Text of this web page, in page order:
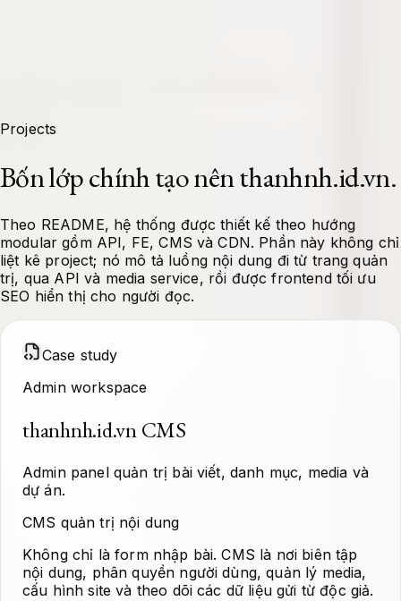
Projects
Bốn lớp chính tạo nên thanhnh.id.vn.
Theo README, hệ thống được thiết kế theo hướng
modular gồm API, FE, CMS và CDN. Phần này không chỉ
liệt kê project; nó mô tả luồng nội dung đi từ trang quản
trị, qua API và media service, rồi được frontend tối ưu
SEO hiển thị cho người đọc.
Case study
Admin workspace
thanhnh.id.vn CMS
Admin panel quản trị bài viết, danh mục, media và
dự án.
CMS quản trị nội dung
Không chỉ là form nhập bài. CMS là nơi biên tập
nội dung, phân quyền người dùng, quản lý media,
cấu hình site và theo dõi các dữ liệu gửi từ độc giả.